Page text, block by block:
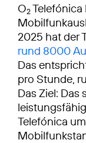
O2
2025 hat der
rund 8000
Das
pro Stunde,
Das Ziel: Das
Telefónica